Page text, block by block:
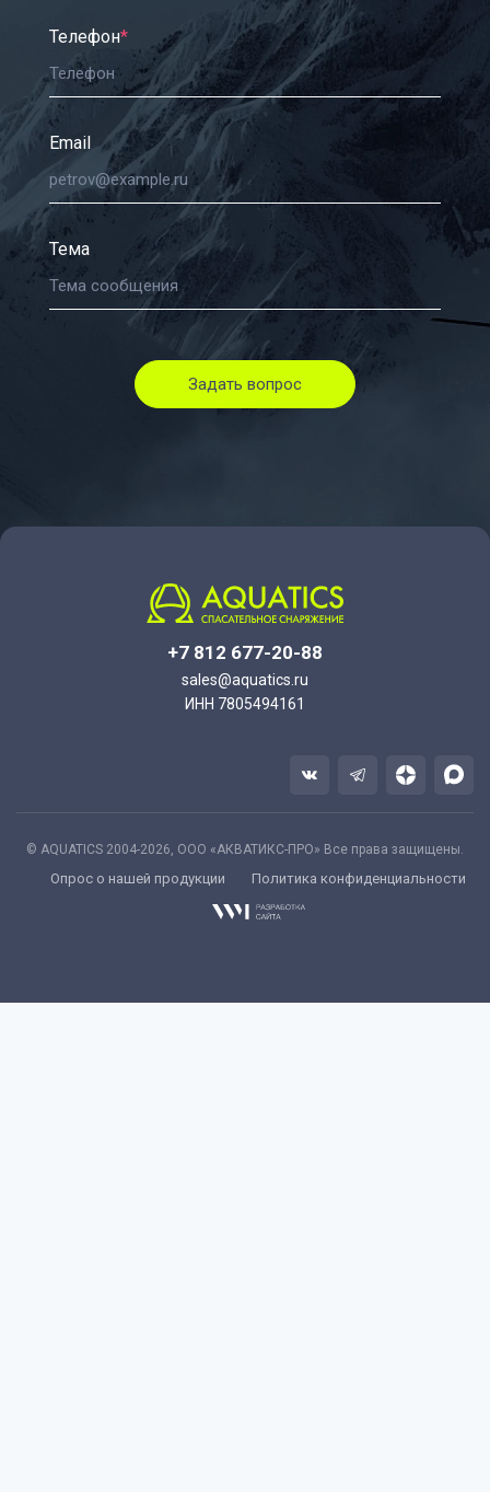
Телефон*
Email
Тема
Задать вопрос
+7 812 677-20-88
sales@aquatics.ru
ИНН 7805494161
© AQUATICS 2004-2026, ООО «АКВАТИКС-ПРО» Все права защищены.
Опрос о нашей продукции Политика конфиденциальности